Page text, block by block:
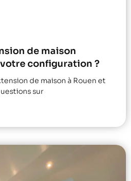
de maison
configuration ?
de maison à Rouen et
sur